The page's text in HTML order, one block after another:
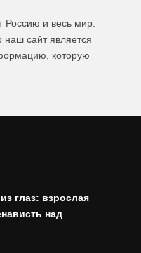
Россию и весь мир.
сайт является
которую
глаз: взрослая
над